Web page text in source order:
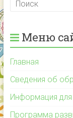
Меню
Главная
Сведения об
Информация
Программа